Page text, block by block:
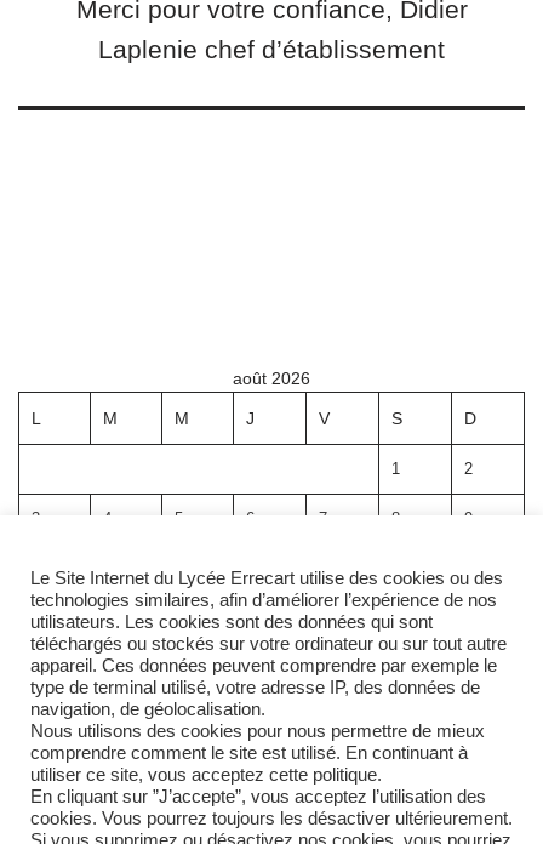
Merci pour votre confiance, Didier
Laplenie chef d’établissement
août 2026
L M M J V S D
1 2
3 4 5 6 7 8 9
10 12 14
17 18 19 20 21 22
24 25 26 27 28 29 30
31
« Avr
Le Site Internet du Lycée Errecart utilise des cookies ou des
technologies similaires, afin d’améliorer l’expérience de nos
utilisateurs. Les cookies sont des données qui sont
téléchargés ou stockés sur votre ordinateur ou sur tout autre
appareil. Ces données peuvent comprendre par exemple le
type de terminal utilisé, votre adresse IP, des données de
navigation, de géolocalisation.
Nous utilisons des cookies pour nous permettre de mieux
comprendre comment le site est utilisé. En continuant à
utiliser ce site, vous acceptez cette politique.
En cliquant sur ”J’accepte”, vous acceptez l’utilisation des
cookies. Vous pourrez toujours les désactiver ultérieurement.